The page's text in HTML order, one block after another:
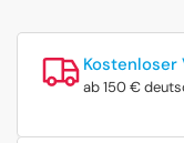
Kostenloser
ab 150 €